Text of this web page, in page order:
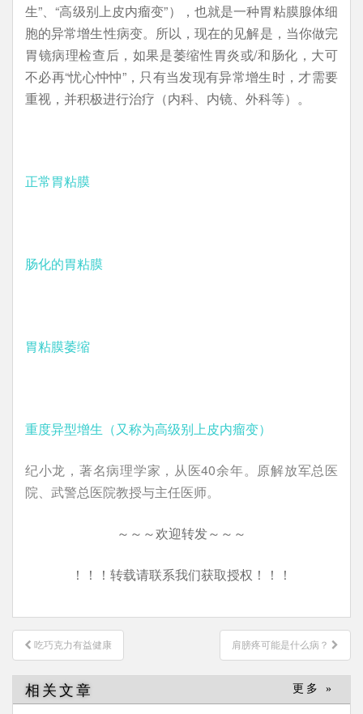
生”、“高级别上皮内瘤变”），也就是一种胃粘膜腺体细
胞的异常增生性病变。所以，现在的见解是，当你做完
胃镜病理检查后，如果是萎缩性胃炎或/和肠化，大可
不必再“忧心忡忡”，只有当发现有异常增生时，才需要
重视，并积极进行治疗（内科、内镜、外科等）。
正常胃粘膜
肠化的胃粘膜
胃粘膜萎缩
重度异型增生（又称为高级别上皮内瘤变）
纪小龙，著名病理学家，从医40余年。原解放军总医
院、武警总医院教授与主任医师。
～～～欢迎转发～～～
！！！转载请联系我们获取授权！！！
文
章
导
航
吃巧克力有益健康 肩膀疼可能是什么病？
相关文章 更多 »